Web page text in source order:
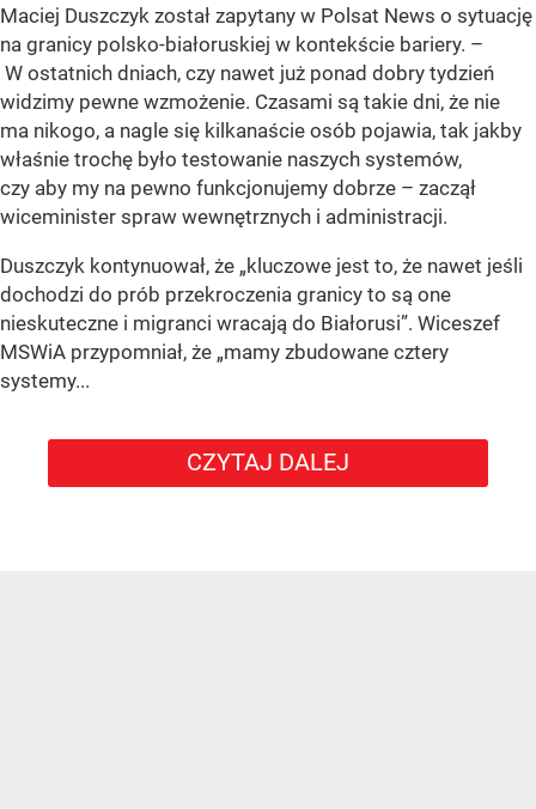
Maciej Duszczyk został zapytany w Polsat News o sytuację
na granicy polsko-białoruskiej w kontekście bariery. –
W ostatnich dniach, czy nawet już ponad dobry tydzień
widzimy pewne wzmożenie. Czasami są takie dni, że nie
ma nikogo, a nagle się kilkanaście osób pojawia, tak jakby
właśnie trochę było testowanie naszych systemów,
czy aby my na pewno funkcjonujemy dobrze – zaczął
wiceminister spraw wewnętrznych i administracji.
Duszczyk kontynuował, że „kluczowe jest to, że nawet jeśli
dochodzi do prób przekroczenia granicy to są one
nieskuteczne i migranci wracają do Białorusi”. Wiceszef
MSWiA przypomniał, że „mamy zbudowane cztery
systemy...
CZYTAJ DALEJ